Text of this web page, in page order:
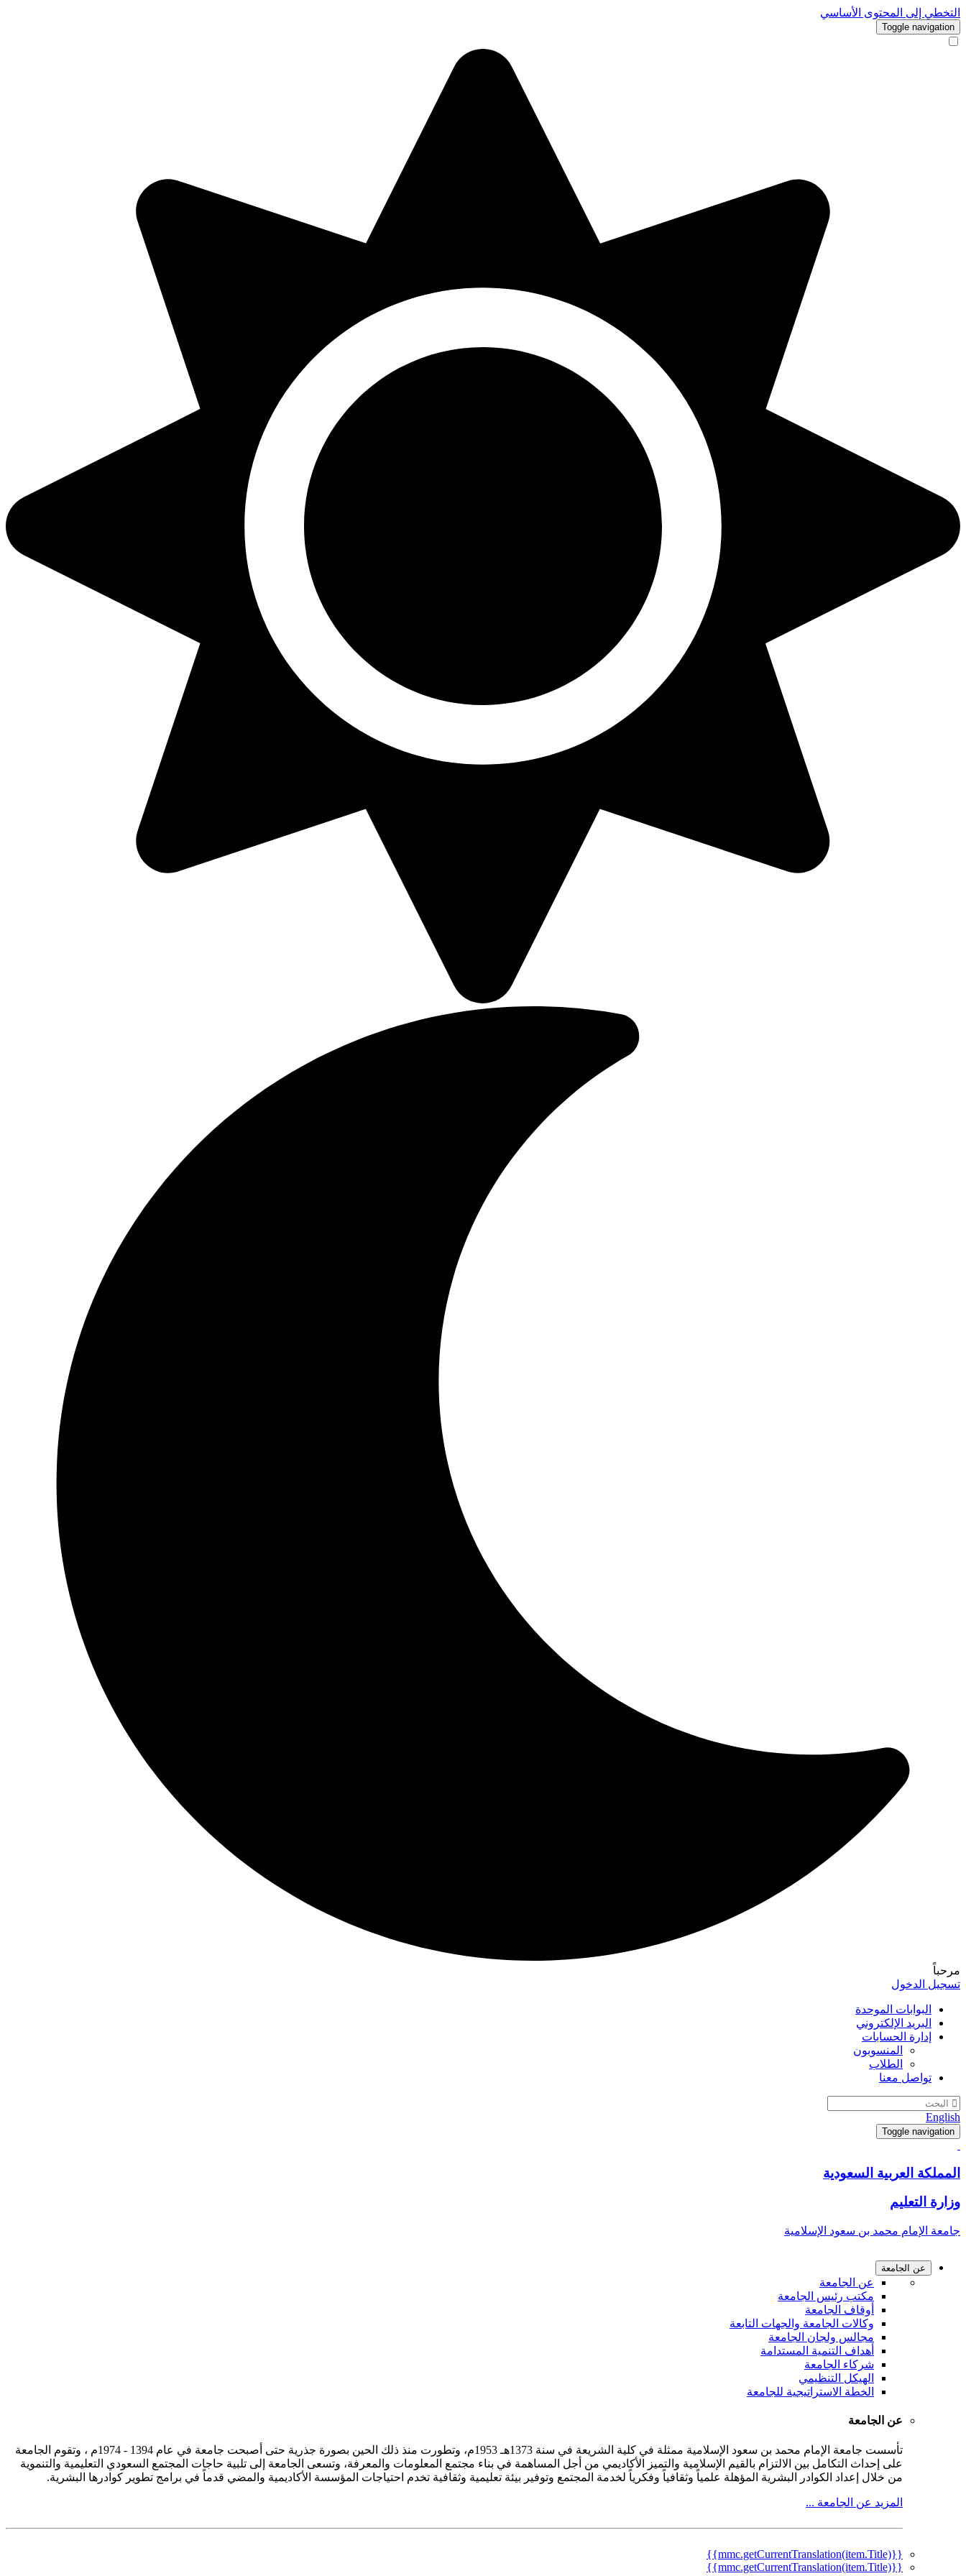
التخطي إلى المحتوى الأساسي
Toggle navigation
مرحباً
تسجيل الدخول
البوابات الموحدة
البريد الإلكتروني
إدارة الحسابات
المنسوبون
الطلاب
تواصل معنا
English
Toggle navigation
المملكة العربية السعودية
وزارة التعليم
جامعة الإمام محمد بن سعود الإسلامية
عن الجامعة
عن الجامعة
مكتب رئيس الجامعة
أوقاف الجامعة
وكالات الجامعة والجهات التابعة
مجالس ولجان الجامعة
أهداف التنمية المستدامة
شركاء الجامعة
الهيكل التنظيمي
الخطة الاستراتيجية للجامعة
عن الجامعة
تأسست جامعة الإمام محمد بن سعود الإسلامية ممثلة في كلية الشريعة في سنة 1373هـ 1953م، وتطورت منذ ذلك الحين بصورة جذرية حتى أصبحت جامعة في عام 1394 - 1974م ، وتقوم الجامعة
على إحداث التكامل بين الالتزام بالقيم الإسلامية والتميز الأكاديمي من أجل المساهمة في بناء مجتمع المعلومات والمعرفة، وتسعى الجامعة إلى تلبية حاجات المجتمع السعودي التعليمية والتنموية
من خلال إعداد الكوادر البشرية المؤهلة علمياً وثقافياً وفكرياً لخدمة المجتمع وتوفير بيئة تعليمية وثقافية تخدم احتياجات المؤسسة الأكاديمية والمضي قدماً في برامج تطوير كوادرها البشرية.
المزيد عن الجامعة ...
{{mmc.getCurrentTranslation(item.Title)}}
{{mmc.getCurrentTranslation(item.Title)}}